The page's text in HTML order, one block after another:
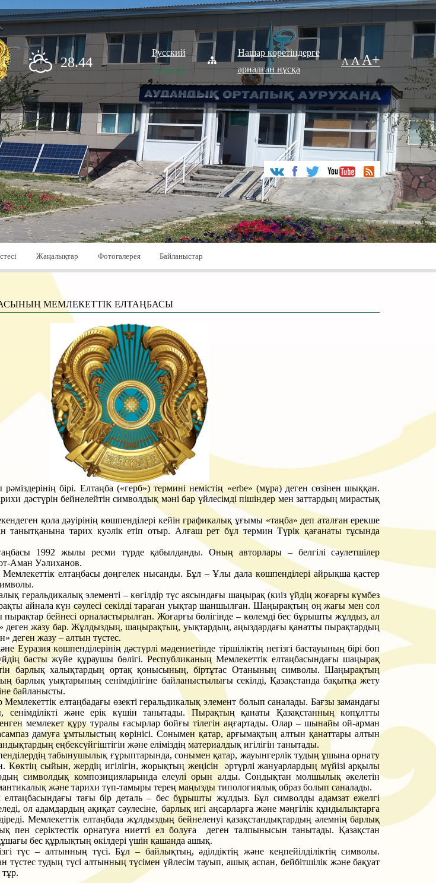
28.44
Русский
Қазақша
Нашар көретіндерге
арналған нұсқа
A AA+
Жаңалықтар Фотогалерея Байланыстар
МЕМЛЕКЕТТIК ЕЛТАҢБАСЫ
бірі. Елтаңба («герб») термині немістің «erbe» (мұра) деген сөзінен шыққан.
дәстүрін бейнелейтін символдық мәні бар үйлесімді пішіндер мен заттардың мирастық
қола дәуірінің көшпенділері кейін графикалық ұғымы «таңба» деп аталған ерекше
танытқанына тарих куәлік етіп отыр. Алғаш рет бұл термин Түрік қағанаты тұсында
1992 жылы ресми түрде қабылданды. Оның авторлары – белгілі сәулетшілер
Аман Уәлиханов.
елтаңбасы дөңгелек нысанды. Бұл – Ұлы дала көшпенділері айрықша қастер
геральдикалық элементі – көгілдір түс аясындағы шаңырақ (киіз үйдің жоғарғы күмбез
айнала күн сәулесі секілді тараған уықтар шаншылған. Шаңырақтың оң жағы мен сол
бейнесі орналастырылған. Жоғарғы бөлігінде – көлемді бес бұрышты жұлдыз, ал
деген жазу бар. Жұлдыздың, шаңырақтың, уықтардың, аңыздардағы қанатты пырақтардың
деген жазу – алтын түстес.
Еуразия көшпенділерінің дәстүрлі мәдениетінде тіршіліктің негізгі бастауының бірі боп
басты жүйе құраушы бөлігі. Республиканың Мемлекеттік елтаңбасындағы шаңырақ
барлық халықтардың ортақ қонысының, біртұтас Отанының символы. Шаңырақтың
барлық уықтарының сенімділігіне байланыстылығы секілді, Қазақстанда бақытқа жету
байланысты.
елтаңбадағы өзекті геральдикалық элемент болып саналады. Бағзы замандағы
сенімділікті және ерік күшін танытады. Пырақтың қанаты Қазақстанның көпұлтты
мемлекет құру туралы ғасырлар бойғы тілегін аңғартады. Олар – шынайы ой-арман
дамуға ұмтылыстың көрінісі. Сонымен қатар, арғымақтың алтын қанаттары алтын
еңбексүйгіштігін және еліміздің материалдық игілігін танытады.
табынушылық ғұрыптарында, сонымен қатар, жауынгерлік тудың ұшына орнату
Көктің сыйын, жердің игілігін, жорықтың жеңісін әртүрлі жануарлардың мүйізі арқылы
символдық композицияларында елеулі орын алды. Сондықтан молшылық әкелетін
және тарихи түп-тамыры терең маңызды типологиялық образ болып саналады.
елтаңбасындағы тағы бір деталь – бес бұрышты жұлдыз. Бұл символды адамзат ежелгі
ол адамдардың ақиқат сәулесіне, барлық игі аңсарларға және мәңгілік құндылықтарға
Мемлекеттік елтаңбада жұлдыздың бейнеленуі қазақстандықтардың әлемнің барлық
пен серіктестік орнатуға ниетті ел болуға деген талпынысын танытады. Қазақстан
бес құрлықтың өкілдері үшін қашанда ашық.
түс – алтынның түсі. Бұл – байлықтың, әділдіктің және кеңпейілділіктің символы.
түстес тудың түсі алтынның түсімен үйлесім тауып, ашық аспан, бейбітшілік және бақуат